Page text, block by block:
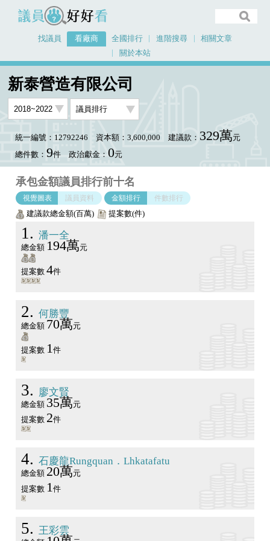
議員好好看
找議員 看廠商 全國排行 進階搜尋
相關文章
關於本站
新泰營造有限公司
統一編號：12792246 資本額：3,600,000 建議款： 329萬元
總件數： 9件 政治獻金： 0元
承包金額議員排行前十名
視覺圖表 議員資料 金額排行 件數排行
建議款總金額(百萬) 提案數(件)
1 潘一全
總金額 194萬元
提案數 4件
2 何勝豐
總金額 70萬元
提案數 1 件
3 廖文賢
總金額 35萬元
提案數 2件
4 石慶龍Rungquan．Lhkatafatu
總金額 20萬元
提案數 1 件
5 王彩雲